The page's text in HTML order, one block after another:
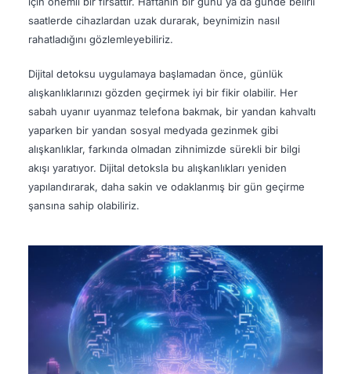
saatlerde cihazlardan uzak durarak, beynimizin nasıl
rahatladığını gözlemleyebiliriz.
Dijital detoksu uygulamaya başlamadan önce, günlük
alışkanlıklarınızı gözden geçirmek iyi bir fikir olabilir. Her
sabah uyanır uyanmaz telefona bakmak, bir yandan kahvaltı
yaparken bir yandan sosyal medyada gezinmek gibi
alışkanlıklar, farkında olmadan zihnimizde sürekli bir bilgi
akışı yaratıyor. Dijital detoksla bu alışkanlıkları yeniden
yapılandırarak, daha sakin ve odaklanmış bir gün geçirme
şansına sahip olabiliriz.